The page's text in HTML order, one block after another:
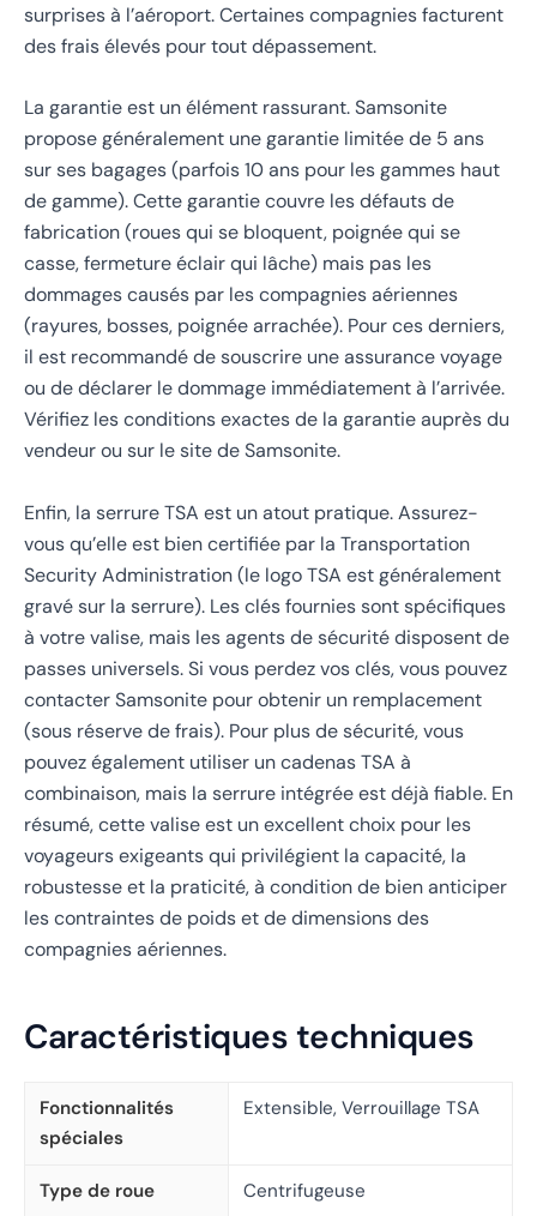
surprises à l’aéroport. Certaines compagnies facturent
des frais élevés pour tout dépassement.
La garantie est un élément rassurant. Samsonite
propose généralement une garantie limitée de 5 ans
sur ses bagages (parfois 10 ans pour les gammes haut
de gamme). Cette garantie couvre les défauts de
fabrication (roues qui se bloquent, poignée qui se
casse, fermeture éclair qui lâche) mais pas les
dommages causés par les compagnies aériennes
(rayures, bosses, poignée arrachée). Pour ces derniers,
il est recommandé de souscrire une assurance voyage
ou de déclarer le dommage immédiatement à l’arrivée.
Vérifiez les conditions exactes de la garantie auprès du
vendeur ou sur le site de Samsonite.
Enfin, la serrure TSA est un atout pratique. Assurez-
vous qu’elle est bien certifiée par la Transportation
Security Administration (le logo TSA est généralement
gravé sur la serrure). Les clés fournies sont spécifiques
à votre valise, mais les agents de sécurité disposent de
passes universels. Si vous perdez vos clés, vous pouvez
contacter Samsonite pour obtenir un remplacement
(sous réserve de frais). Pour plus de sécurité, vous
pouvez également utiliser un cadenas TSA à
combinaison, mais la serrure intégrée est déjà fiable. En
résumé, cette valise est un excellent choix pour les
voyageurs exigeants qui privilégient la capacité, la
robustesse et la praticité, à condition de bien anticiper
les contraintes de poids et de dimensions des
compagnies aériennes.
Caractéristiques techniques
Fonctionnalités
spéciales
Extensible, Verrouillage TSA
Type de roue Centrifugeuse